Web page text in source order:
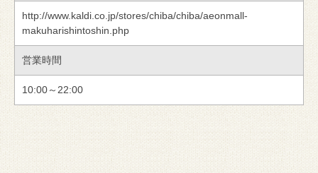
http://www.kaldi.co.jp/stores/chiba/chiba/aeonmall-
makuharishintoshin.php
営業時間
10:00～22:00